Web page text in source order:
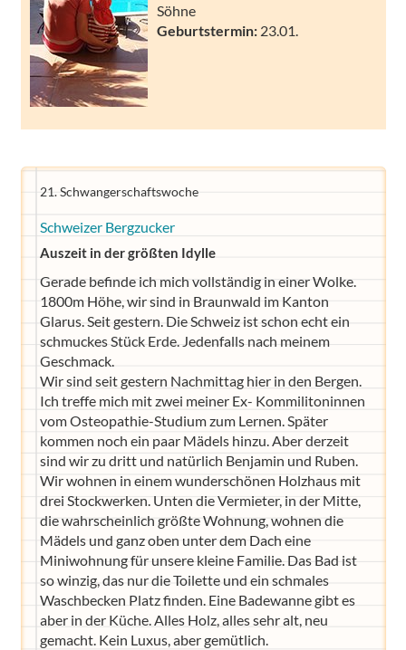
Söhne
Geburtstermin: 23.01.
21. Schwangerschaftswoche
Schweizer Bergzucker
Auszeit in der größten Idylle
Gerade befinde ich mich vollständig in einer Wolke.
1800m Höhe, wir sind in Braunwald im Kanton
Glarus. Seit gestern. Die Schweiz ist schon echt ein
schmuckes Stück Erde. Jedenfalls nach meinem
Geschmack.
Wir sind seit gestern Nachmittag hier in den Bergen.
Ich treffe mich mit zwei meiner Ex- Kommilitoninnen
vom Osteopathie-Studium zum Lernen. Später
kommen noch ein paar Mädels hinzu. Aber derzeit
sind wir zu dritt und natürlich Benjamin und Ruben.
Wir wohnen in einem wunderschönen Holzhaus mit
drei Stockwerken. Unten die Vermieter, in der Mitte,
die wahrscheinlich größte Wohnung, wohnen die
Mädels und ganz oben unter dem Dach eine
Miniwohnung für unsere kleine Familie. Das Bad ist
so winzig, das nur die Toilette und ein schmales
Waschbecken Platz finden. Eine Badewanne gibt es
aber in der Küche. Alles Holz, alles sehr alt, neu
gemacht. Kein Luxus, aber gemütlich.